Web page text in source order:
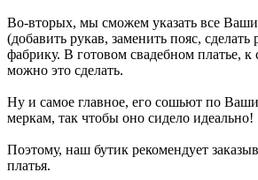
Во-вторых, мы сможем указать все
(добавить рукав, заменить пояс, сделать
фабрику. В готовом свадебном платье, к
можно это сделать.
Ну и самое главное, его сошьют по
меркам, так чтобы оно сидело идеально!
Поэтому, наш бутик рекомендует
платья.